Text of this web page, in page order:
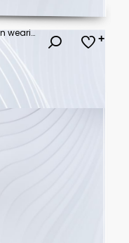
Moody black and white portrait of man wearing hoodie with rain droplets on car window reflecting city lights at night creating a dramatic urban atmosphere.